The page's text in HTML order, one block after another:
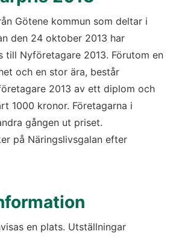
Götene kommun som deltar i
den 24 oktober 2013 har
till Nyföretagare 2013. Förutom en
och en stor ära, består
2013 av ett diplom och
1000 kronor. Företagarna i
gången ut priset.
på Näringslivsgalan efter
en plats. Utställningar